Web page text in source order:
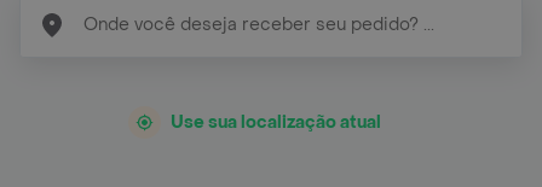
Use sua localização atual